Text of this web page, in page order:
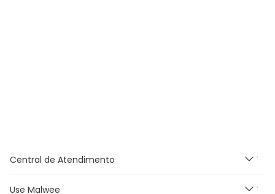
Central de Atendimento
Segunda à Sexta feira das
Use Malwee